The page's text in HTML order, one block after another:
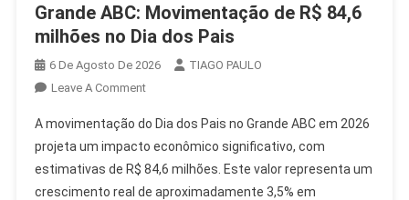
Grande ABC: Movimentação de R$ 84,6
milhões no Dia dos Pais
6 De Agosto De 2026
TIAGO PAULO
Leave A CommentOn
ABC:
Movimentação
De
R$
A movimentação do Dia dos Pais no Grande ABC em 2026
projeta um impacto econômico significativo, com
estimativas de R$ 84,6 milhões. Este valor representa um
crescimento real de aproximadamente 3,5% em